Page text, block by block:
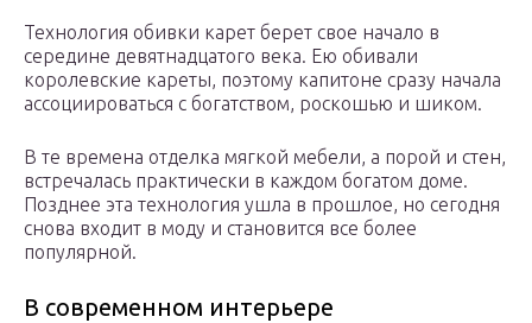
Технология обивки карет берет свое начало в
середине девятнадцатого века. Ею обивали
королевские кареты, поэтому капитоне сразу начала
ассоциироваться с богатством, роскошью и шиком.
В те времена отделка мягкой мебели, а порой и стен,
встречалась практически в каждом богатом доме.
Позднее эта технология ушла в прошлое, но сегодня
снова входит в моду и становится все более
популярной.
В современном интерьере